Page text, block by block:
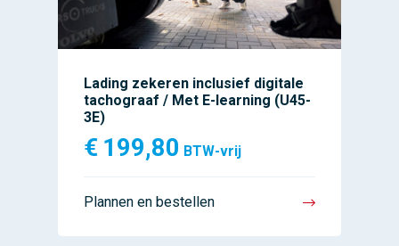
Lading zekeren inclusief digitale
tachograaf / Met E-learning (U45-
3E)
€ 199,80 BTW-vrij
Plannen en bestellen